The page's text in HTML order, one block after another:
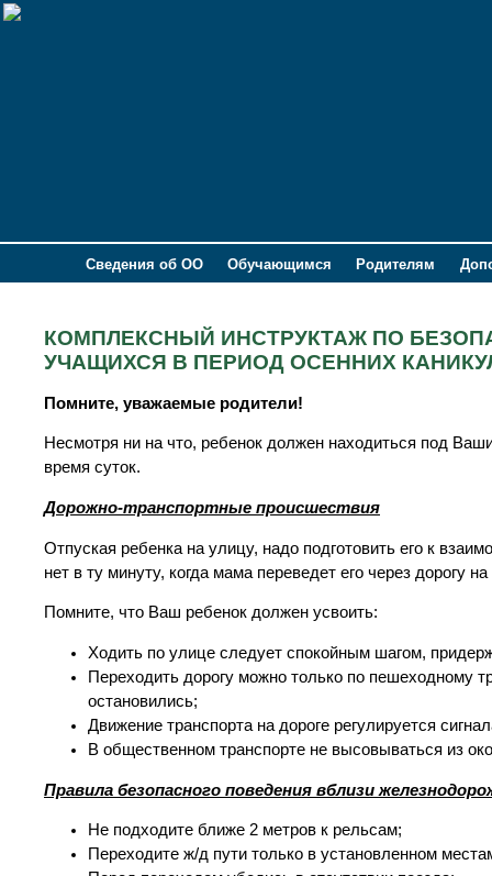
Сведения об ОО Обучающимся Родителям
КОМПЛЕКСНЫЙ ИНСТРУКТАЖ ПО
УЧАЩИХСЯ В ПЕРИОД ОСЕННИХ
Помните, уважаемые родители!
Несмотря ни на что, ребенок должен находиться под
время суток.
Дорожно-транспортные происшествия
Отпуская ребенка на улицу, надо подготовить его к
нет в ту минуту, когда мама переведет его через дорогу
Помните, что Ваш ребенок должен усвоить:
Ходить по улице следует спокойным шагом,
Переходить дорогу можно только по пешеходному
остановились;
Движение транспорта на дороге регулируется
В общественном транспорте не высовываться из
Правила безопасного поведения вблизи
Не подходите ближе 2 метров к рельсам;
Переходите ж/д пути только в установленном